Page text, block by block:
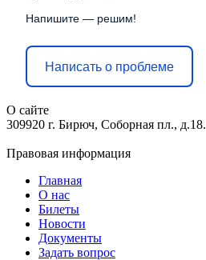
Напишите — решим!
Написать о проблеме
О сайте
309920 г. Бирюч, Соборная пл., д.18.
Правовая информация
Главная
О нас
Билеты
Новости
Документы
Задать вопрос